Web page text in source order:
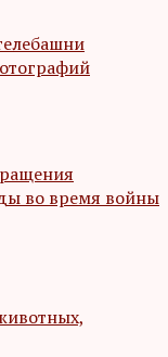
во время войны